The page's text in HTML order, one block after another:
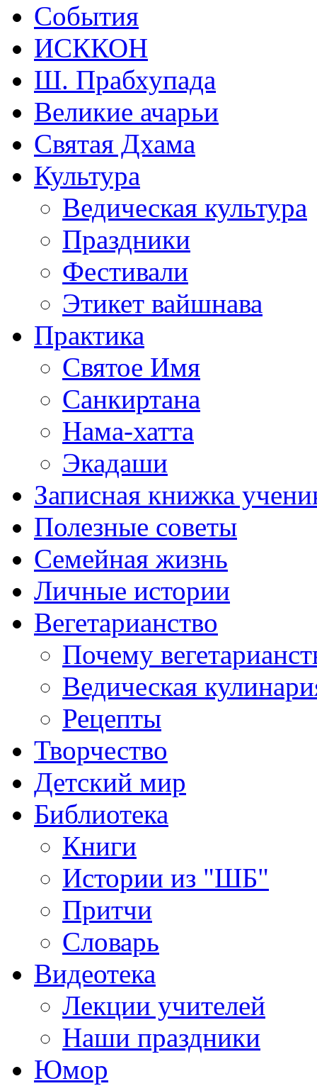
События
ИСККОН
Ш. Прабхупада
Великие ачарьи
Святая Дхама
Культура
Ведическая культура
Праздники
Фестивали
Этикет вайшнава
Практика
Святое Имя
Санкиртана
Нама-хатта
Экадаши
Записная книжка
Полезные советы
Семейная жизнь
Личные истории
Вегетарианство
Почему
Ведическая
Рецепты
Творчество
Детский мир
Библиотека
Книги
Истории из "ШБ"
Притчи
Словарь
Видеотека
Лекции учителей
Наши праздники
Юмор